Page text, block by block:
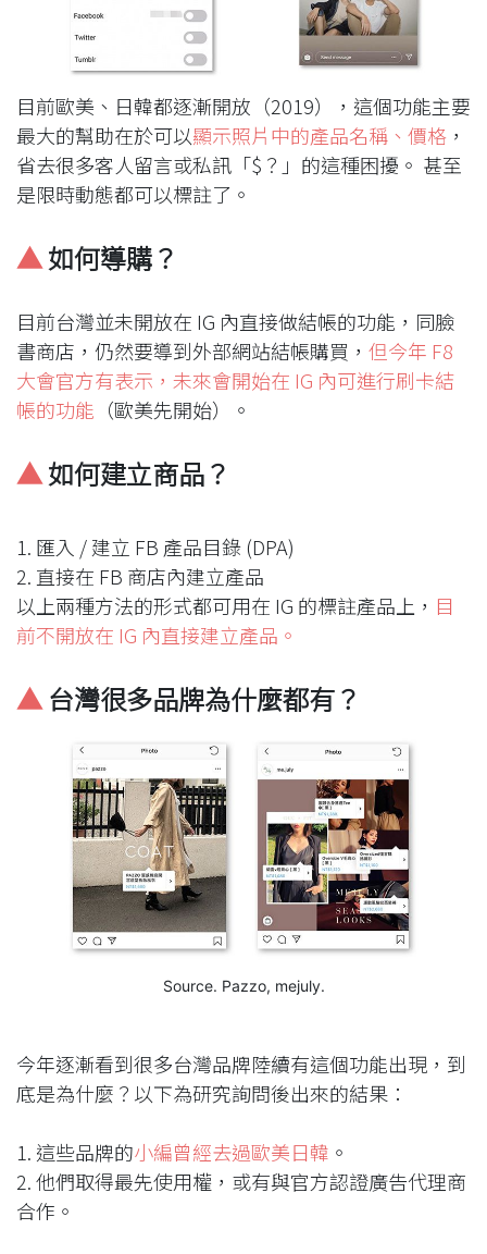
目前歐美、日韓都逐漸開放（2019），這個功能主要
最大的幫助在於可以顯示照片中的產品名稱、價格 ，
省去很多客人留言或私訊「$？」的這種困擾。 甚至
是限時動態都可以標註了。
▲ 如何導購？
目前台灣並未開放在 IG 內直接做結帳的功能，同臉
書商店，仍然要導到外部網站結帳購買， 但今年 F8
大會官方有表示，未來會開始在 IG 內可進行刷卡結
帳的功能 （歐美先開始）。
▲ 如何建立商品？
1. 匯入 / 建立 FB 產品目錄 (DPA)
2. 直接在 FB 商店內建立產品
以上兩種方法的形式都可用在 IG 的標註產品上， 目
前不開放在 IG 內直接建立產品。
▲ 台灣很多品牌為什麼都有？
Source. Pazzo, mejuly.
今年逐漸看到很多台灣品牌陸續有這個功能出現，到
底是為什麼？以下為研究詢問後出來的結果：
1. 這些品牌的小編曾經去過歐美日韓 。
2. 他們取得最先使用權，或有與官方認證廣告代理商
合作。